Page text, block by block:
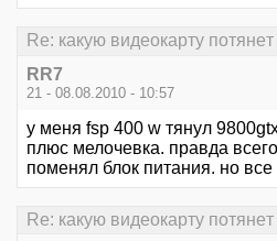
Re: кaкую видeокaрту
RR7
21 - 08.08.2010 - 10:57
у меня fsp 400 w тянул
плюс мелочевка. правда
поменял блок питания. но
Re: кaкую видeокaрту